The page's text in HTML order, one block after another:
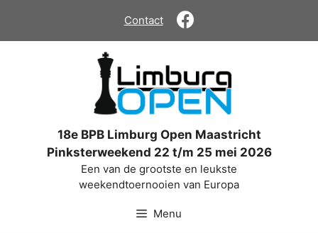
de
Contact
18e BPB Limburg Open Maastricht
Pinksterweekend 22 t/m 25 mei 2026
Een van de grootste en leukste
weekendtoernooien van Europa
Menu